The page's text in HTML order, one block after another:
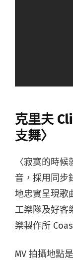
克里夫
支舞〉
〈寂寞的時
音，採用同步
地忠實呈現歌
工樂隊及好客
樂製作所
MV 拍攝地點